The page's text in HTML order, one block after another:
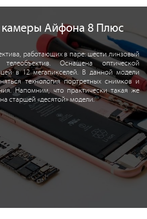
Айфона 8 Плюс
работающих в паре: шести линзовый
Оснащена оптической
в 12 мегапикселей. В данной модели
технология портретных снимков и
Напомним, что практически такая же
старшей «десятой» модели.